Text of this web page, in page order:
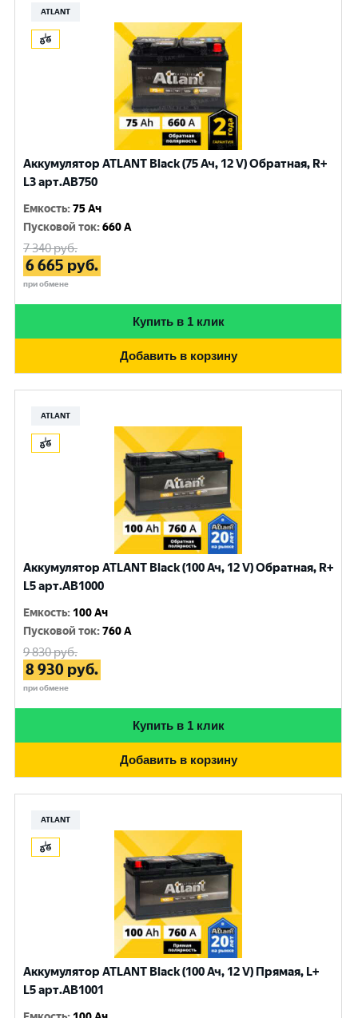
ATLANT
Аккумулятор ATLANT Black (75 Ач, 12 V) Обратная, R+
L3 арт.AB750
Емкость:75 Ач
Пусковой ток:660 A
7 340руб.
6 665 руб.
при обмене
Купить в 1 клик
Добавить в корзину
ATLANT
Аккумулятор ATLANT Black (100 Ач, 12 V) Обратная, R+
L5 арт.AB1000
Емкость: 100 Ач
Пусковой ток:760 A
9 830руб.
8 930 руб.
при обмене
Купить в 1 клик
Добавить в корзину
ATLANT
Аккумулятор ATLANT Black (100 Ач, 12 V) Прямая, L+
L5 арт.AB1001